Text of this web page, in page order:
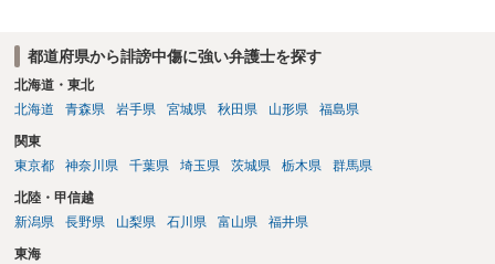
都道府県から誹謗中傷に強い弁護士を探す
北海道・東北
北海道
青森県 岩手県 宮城県 秋田県 山形県 福島県
関東
東京都
神奈川県 千葉県 埼玉県 茨城県 栃木県 群馬県
北陸・甲信越
新潟県
長野県 山梨県 石川県 富山県 福井県
東海